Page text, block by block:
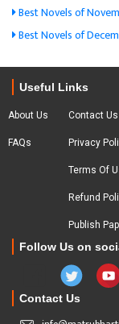
Best Novels of
Best Novels of
Useful Links
About Us
FAQs
Contact Us
Privacy
Terms Of
Refund
Publish
Follow Us on
Contact Us